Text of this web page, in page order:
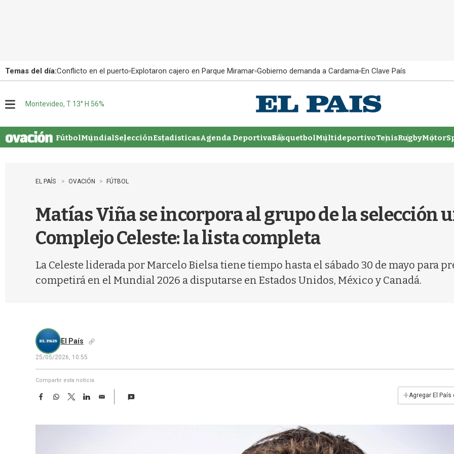
Temas del día:Conflicto en el puerto Explotaron cajero en Parque Miramar Gobierno demanda a Cardama En Clave País
u
Montevideo, T 13° H 56%
FútbolMundialSelecciónEstadisticasAgenda DeportivaBásquetbolMultideportivoTenisRugby
EL PAÍS OVACIÓN FÚTBOL
Matías Viña se incorpora al grupo de la selección
Complejo Celeste: la lista completa
La Celeste liderada por Marcelo Bielsa tiene tiempo hasta el sábado 30 de mayo para
competirá en el Mundial 2026 a disputarse en Estados Unidos, México y Canadá.
El País
25/05/2026, 10:55
Compartir esta noticia
F
e
W
t
T
w
t
L
k
E
i
+Agregar El País